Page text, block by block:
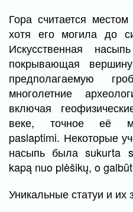
Гора считается
хотя его могила до
Искусственная
покрывающая
предполагаемую
многолетние
включая
веке, точное её
paslaptimi. Некоторые
насыпь была sukurta
kapą nuo plėšikų, o
Уникальные статуи и их